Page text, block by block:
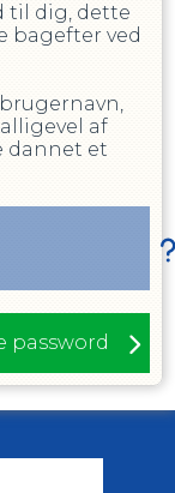
til dig, dette
bagefter ved
af
dannet et
password